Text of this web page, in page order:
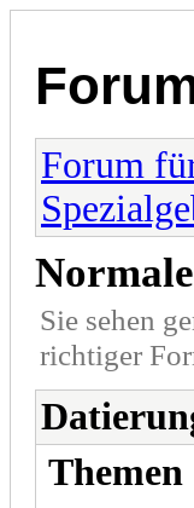
Forum
Sie sehen
richtiger
Themen